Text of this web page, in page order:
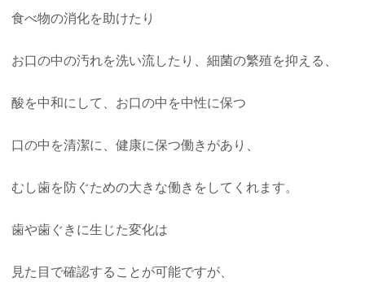
食べ物の消化を助けたり
お口の中の汚れを洗い流したり、細菌の繁殖を抑える、
酸を中和にして、お口の中を中性に保つ
口の中を清潔に、健康に保つ働きがあり、
むし歯を防ぐための大きな働きをしてくれます。
歯や歯ぐきに生じた変化は
見た目で確認することが可能ですが、